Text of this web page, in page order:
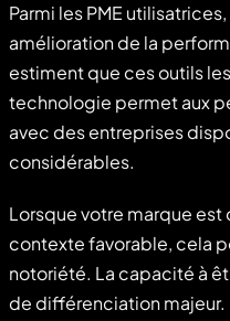
Parmi les PME
amélioration de la
estiment que ces outils
technologie permet aux
avec des entreprises
considérables.
Lorsque votre marque est
contexte favorable, cela
notoriété. La capacité à
de différenciation majeur.